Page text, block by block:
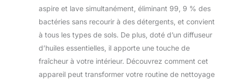
aspire et lave simultanément, éliminant 99, 9 % des
bactéries sans recourir à des détergents, et convient
à tous les types de sols. De plus, doté d’un diffuseur
d’huiles essentielles, il apporte une touche de
fraîcheur à votre intérieur. Découvrez comment cet
appareil peut transformer votre routine de nettoyage